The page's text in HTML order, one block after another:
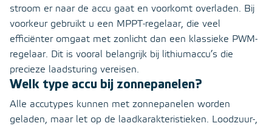
stroom er naar de accu gaat en voorkomt overladen. Bij
voorkeur gebruikt u een MPPT-regelaar, die veel
efficiënter omgaat met zonlicht dan een klassieke PWM-
regelaar. Dit is vooral belangrijk bij lithiumaccu’s die
precieze laadsturing vereisen.
Welk type accu bij zonnepanelen?
Alle accutypes kunnen met zonnepanelen worden
geladen, maar let op de laadkarakteristieken. Loodzuur-,